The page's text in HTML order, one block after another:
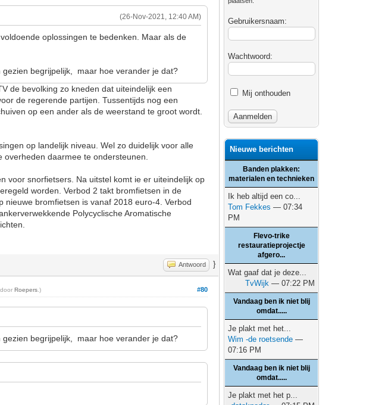
(26-Nov-2021, 12:40 AM)
oplossingen te bedenken. Maar als de
begrijpelijk, maar hoe verander je dat?
de bevolking zo kneden dat uiteindelijk een
de regerende partijen. Tussentijds nog een
op een ander als de weerstand te groot wordt.
op landelijk niveau. Wel zo duidelijk voor alle
daarmee te ondersteunen.
voor snorfietsers. Na uitstel komt ie er uiteindelijk op
worden. Verbod 2 takt bromfietsen in de
bromfietsen is vanaf 2018 euro-4. Verbod
Polycyclische Aromatische
Antwoord }
#80
doorRoepers .)
begrijpelijk, maar hoe verander je dat?
Gebruikersnaam:
Wachtwoord:
Mij onthouden
Nieuwe berichten
Banden plakken:
materialen en technieken
Ik heb altijd een co...
Tom Fekkes — 07:34
PM
Flevo-trike
restauratieprojectje
afgero...
Wat gaaf dat je deze...
TvWijk — 07:22 PM
Vandaag ben ik niet blij
omdat.....
Je plakt met het...
Wim -de roetsende —
07:16 PM
Vandaag ben ik niet blij
omdat.....
Je plakt met het p...